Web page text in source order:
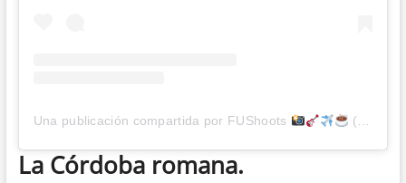
Una publicación compartida por FUShoots (@fushoots)
La Córdoba romana.